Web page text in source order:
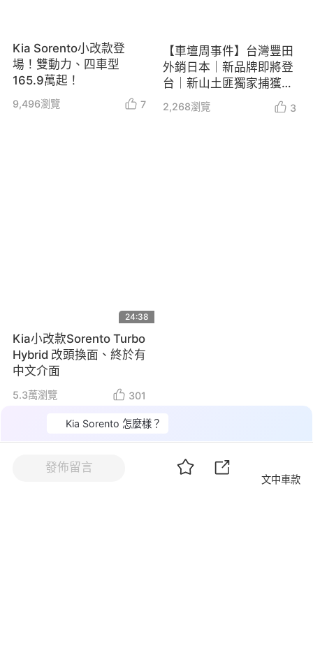
文中車款
Kia Sorento 怎麼樣？
Kia Sorento小改款登
場！雙動力、四車型
165.9萬起！
9,496瀏覽 7
24:38
Kia小改款Sorento Turbo
Hybrid 改頭換面、終於有
中文介面
5.3萬瀏覽 301
【車壇周事件】台灣豐田
外銷日本｜新品牌即將登
台｜新山土匪獨家捕獲｜
Kuga、Sorento配置搶先
看
2,268瀏覽 3